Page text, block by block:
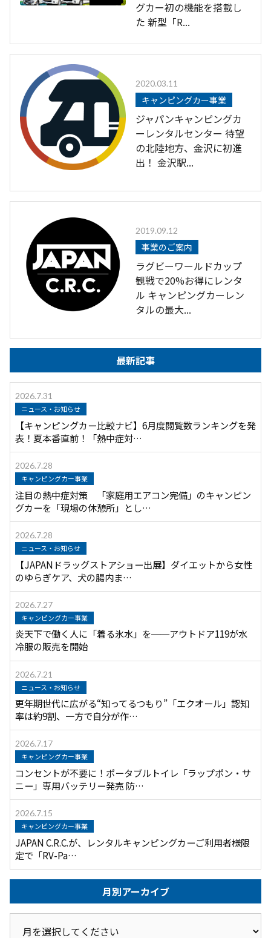
グカー初の機能を搭載し
た 新型「R...
2020.03.11
キャンピングカー事業
ジャパンキャンピングカ
ーレンタルセンター 待望
の北陸地方、金沢に初進
出！ 金沢駅...
2019.09.12
事業のご案内
ラグビーワールドカップ
観戦で20%お得にレンタ
ル キャンピングカーレン
タルの最大...
最新記事
2026.7.31
ニュース・お知らせ
【キャンピングカー比較ナビ】6月度閲覧数ランキングを発
表！夏本番直前！「熱中症対…
2026.7.28
キャンピングカー事業
注目の熱中症対策 「家庭用エアコン完備」のキャンピン
グカーを「現場の休憩所」とし…
2026.7.28
ニュース・お知らせ
【JAPANドラッグストアショー出展】ダイエットから女性
のゆらぎケア、犬の腸内ま…
2026.7.27
キャンピングカー事業
炎天下で働く人に「着る氷水」を──アウトドア119が水
冷服の販売を開始
2026.7.21
ニュース・お知らせ
更年期世代に広がる“知ってるつもり”「エクオール」認知
率は約9割、一方で自分が作…
2026.7.17
キャンピングカー事業
コンセントが不要に！ポータブルトイレ「ラップポン・サ
ニー」専用バッテリー発売 防…
2026.7.15
キャンピングカー事業
JAPAN C.R.C.が、レンタルキャンピングカーご利用者様限
定で「RV-Pa…
月別アーカイブ